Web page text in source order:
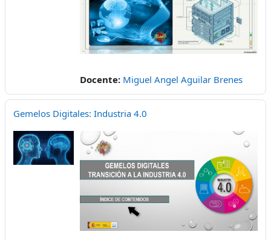
Docente: Miguel Angel Aguilar Brenes
Gemelos Digitales: Industria 4.0